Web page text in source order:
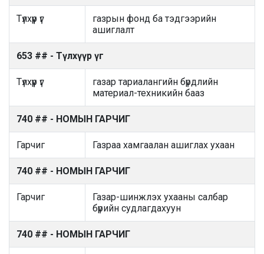
Түлхүүр үг
газрын фонд ба тэдгээрийн
ашиглалт
653 ## - Түлхүүр үг
Түлхүүр үг
газар тариалангийн бүрдлийн
материал-техникийн бааз
740 ## - НОМЫН ГАРЧИГ
Гарчиг Газраа хамгаалан ашиглах ухаан
740 ## - НОМЫН ГАРЧИГ
Гарчиг
Газар-шинжлэх ухааны салбар
бүрийн судлагдахуун
740 ## - НОМЫН ГАРЧИГ